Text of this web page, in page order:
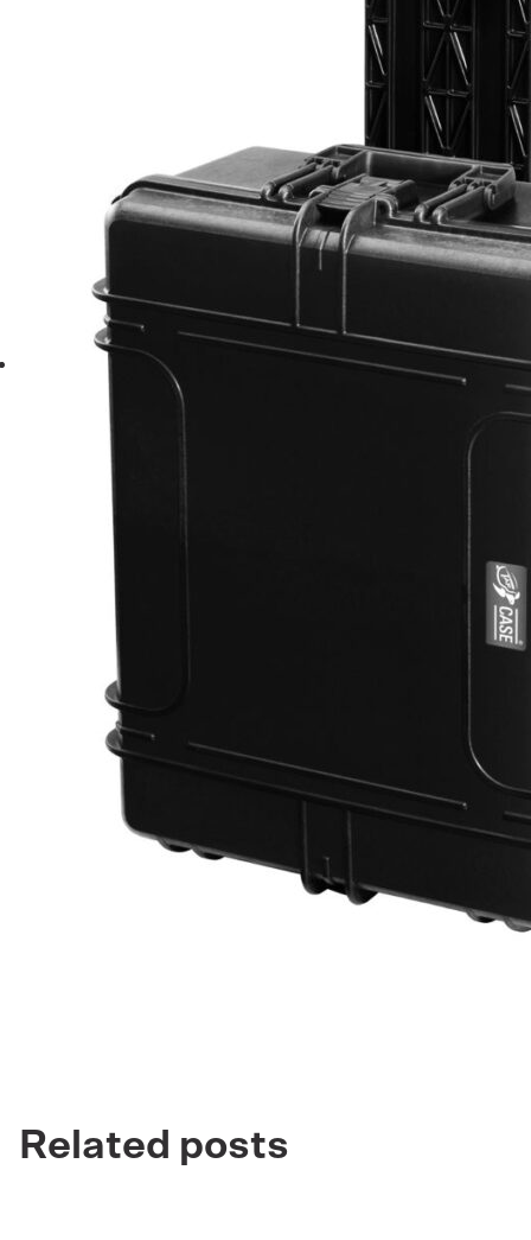
Related posts